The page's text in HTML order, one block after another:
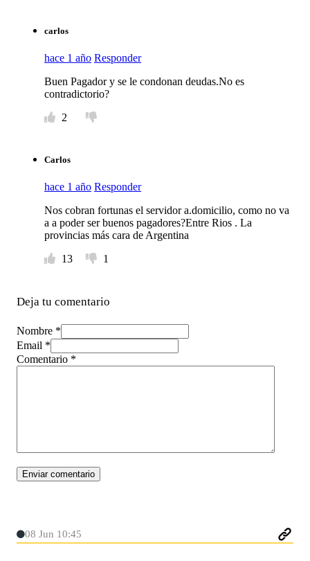
carlos
hace 1 año Responder
Buen Pagador y se le condonan deudas.No es
contradictorio?
2
Carlos
hace 1 año Responder
Nos cobran fortunas el servidor a.domicilio, como no va
a a poder ser buenos pagadores?Entre Rios . La
provincias más cara de Argentina
13
1
Deja tu comentario
Nombre *
Email *
Comentario *
08 Jun 10:45